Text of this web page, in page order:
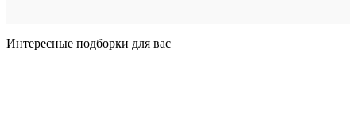
Интересные подборки для вас